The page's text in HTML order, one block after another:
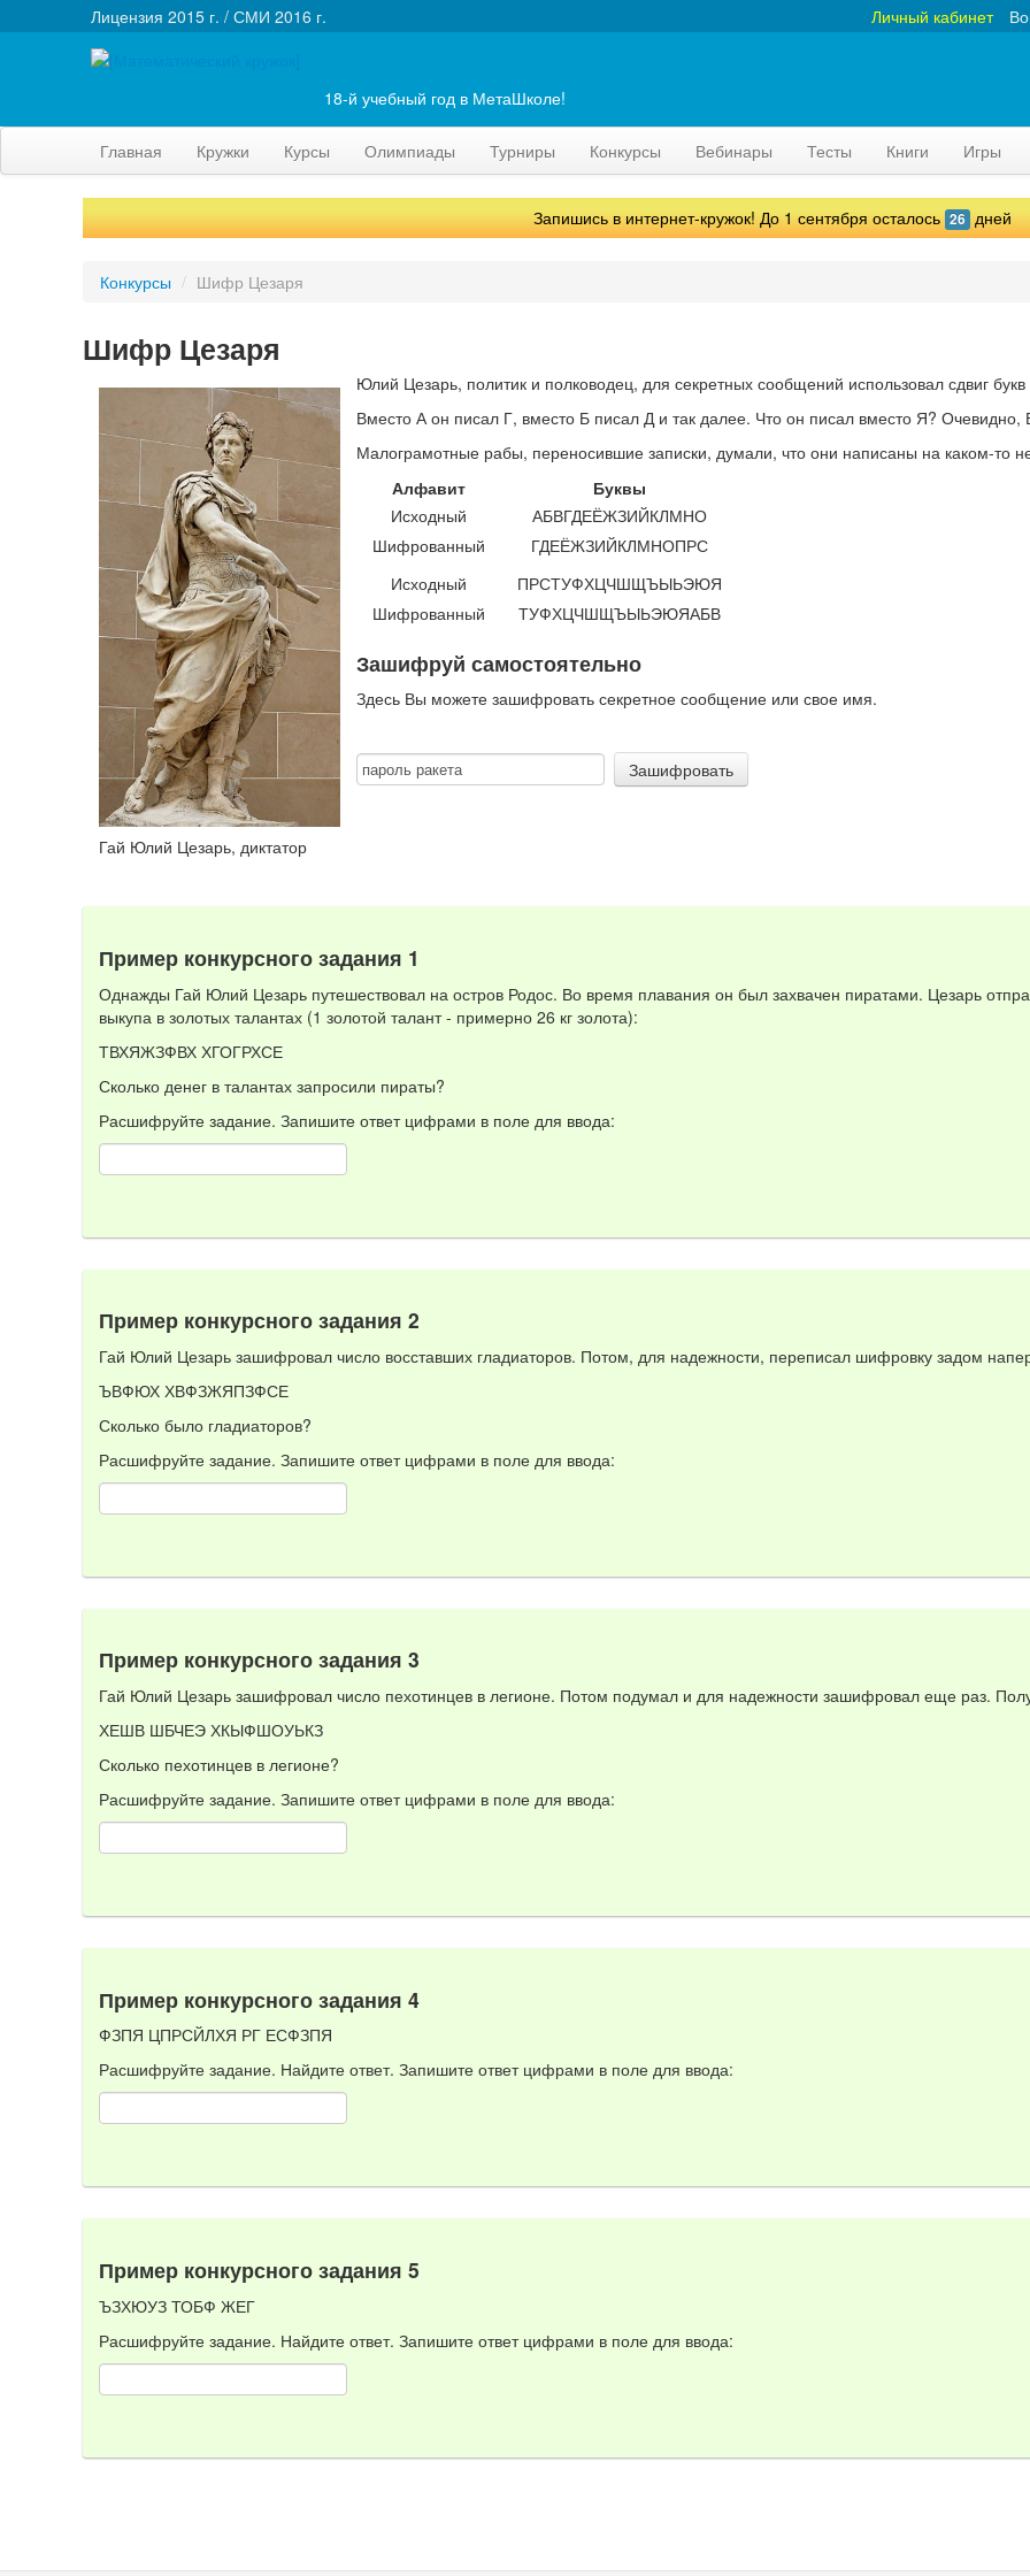
Лицензия 2015 г. / СМИ 2016 г. Личный кабинет
18-й учебный год в МетаШколе!
Главная Кружки Курсы Олимпиады Турниры Конкурсы Вебинары Тесты Книги Игры
Запишись в интернет-кружок! До 1 сентября осталось 26 дней
Конкурсы / Шифр Цезаря
Шифр Цезаря
Гай Юлий Цезарь, диктатор
Юлий Цезарь, политик и полководец, для секретных сообщений использовал сдвиг
Вместо А он писал Г, вместо Б писал Д и так далее. Что он писал вместо Я? Очевидно,
Малограмотные рабы, переносившие записки, думали, что они написаны на каком-то
Алфавит
Буквы
Исходный
АБВГДЕЁЖЗИЙКЛМНО
Шифрованный
ГДЕЁЖЗИЙКЛМНОПРС
Исходный
ПРСТУФХЦЧШЩЪЫЬЭЮЯ
Шифрованный
ТУФХЦЧШЩЪЫЬЭЮЯАБВ
Зашифруй самостоятельно
Здесь Вы можете зашифровать секретное сообщение или свое имя.
Зашифровать
Пример конкурсного задания 1
Однажды Гай Юлий Цезарь путешествовал на остров Родос. Во время плавания он был захвачен пиратами. Цезарь
выкупа в золотых талантах (1 золотой талант - примерно 26 кг золота):
ТВХЯЖЗФВХ ХГОГРХСЕ
Сколько денег в талантах запросили пираты?
Расшифруйте задание. Запишите ответ цифрами в поле для ввода:
Пример конкурсного задания 2
Гай Юлий Цезарь зашифровал число восставших гладиаторов. Потом, для надежности, переписал шифровку задом
ЪВФЮХ ХВФЗЖЯПЗФСЕ
Сколько было гладиаторов?
Расшифруйте задание. Запишите ответ цифрами в поле для ввода:
Пример конкурсного задания 3
Гай Юлий Цезарь зашифровал число пехотинцев в легионе. Потом подумал и для надежности зашифровал еще раз.
ХЕШВ ШБЧЕЭ ХКЫФШОУЬКЗ
Сколько пехотинцев в легионе?
Расшифруйте задание. Запишите ответ цифрами в поле для ввода:
Пример конкурсного задания 4
ФЗПЯ ЦПРСЙЛХЯ РГ ЕСФЗПЯ
Расшифруйте задание. Найдите ответ. Запишите ответ цифрами в поле для ввода:
Пример конкурсного задания 5
ЪЗХЮУЗ ТОБФ ЖЕГ
Расшифруйте задание. Найдите ответ. Запишите ответ цифрами в поле для ввода: